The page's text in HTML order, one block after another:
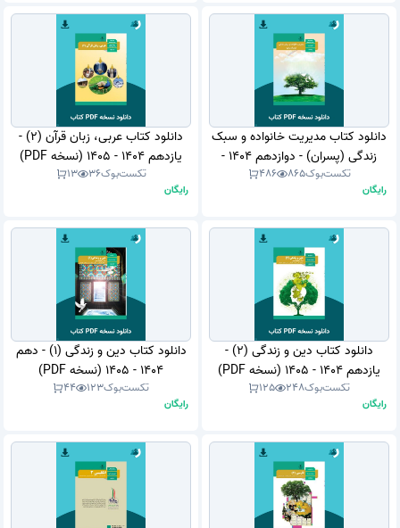
دانلود کتاب مدیریت خانواده و سبک
زندگی (پسران) - دوازدهم 1404 -
1405 (نسخه PDF)
تکست‌بوک865
486
رایگان
دانلود کتاب عربی، زبان قرآن (2) -
یازدهم 1404 - 1405 (نسخه PDF)
تکست‌بوک36
13
رایگان
دانلود کتاب دین و زندگی (2) -
یازدهم 1404 - 1405 (نسخه PDF)
تکست‌بوک248
125
رایگان
دانلود کتاب دین و زندگی (1) - دهم
1404 - 1405 (نسخه PDF)
تکست‌بوک123
44
رایگان